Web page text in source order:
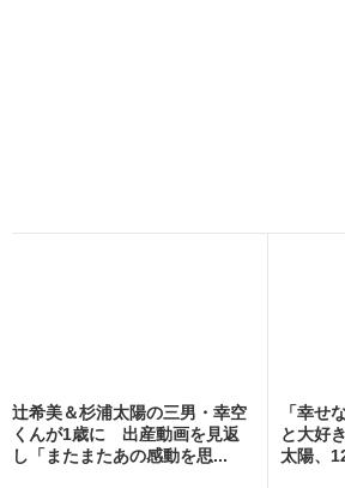
辻希美＆杉浦太陽の三男・幸空
くんが1歳に 出産動画を見返
し「またまたあの感動を思...
「幸せ
と大好
太陽、